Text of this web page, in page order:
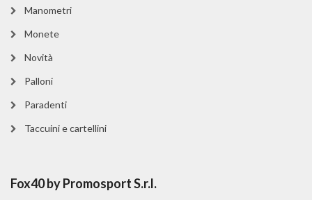
Manometri
Monete
Novità
Palloni
Paradenti
Taccuini e cartellini
Fox40 by Promosport S.r.l.